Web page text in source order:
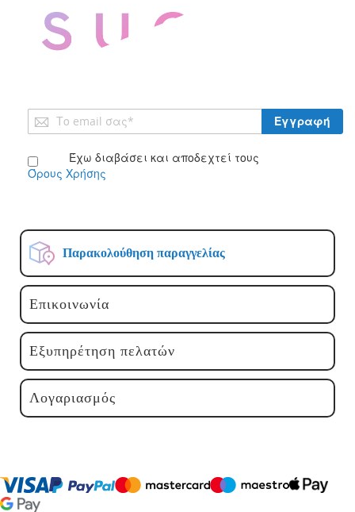
Παρακολούθηση παραγγελίας
Επικοινωνία
Εξυπηρέτηση πελατών
Λογαριασμός
Εγγραφή
στο
Δελτίο: Έχω διαβάσει και αποδεχτεί τους
Όρους Χρήσης
Εγγραφή